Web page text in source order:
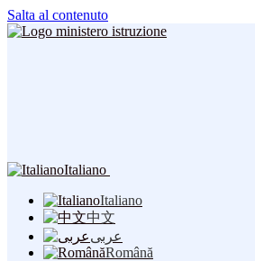
Salta al contenuto
Italiano
Italiano
中文
عربى
Română